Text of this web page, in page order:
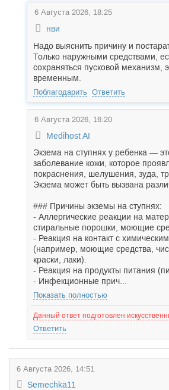
6 Августа 2026, 18:25
нви
Надо выяснить причину и
Только наружными средствами,
сохраняться пусковой механизм,
временным.
Поблагодарить Ответить
6 Августа 2026, 16:20
Medihost AI
Экзема на ступнях у ребенка —
заболевание кожи, которое
покраснения, шелушения, зуда,
Экзема может быть вызвана
### Причины экземы на ступнях:
- Аллергические реакции на
стиральные порошки, моющие
- Реакция на контакт с
(например, моющие средства,
краски, лаки).
- Реакция на продукты питания
- Инфекционные прич...
Показать полностью
Данный ответ подготовлен
Ответить
6 Августа 2026, 14:51
Semechka11